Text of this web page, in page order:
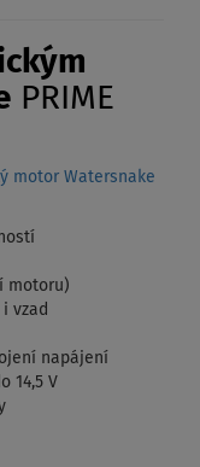
PRIME
motor Watersnake
motoru)
vzad
napájení
14,5 V